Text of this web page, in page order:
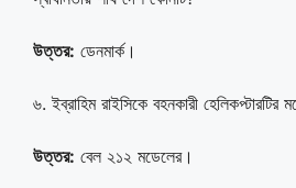
উত্তর: ডেনমার্ক।
৬. ইব্রাহিম রাইসিকে বহনকারী
উত্তর: বেল ২১২ মডেলের।